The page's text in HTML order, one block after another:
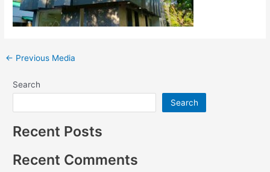
← Previous Media
Search
Search
Recent Posts
Recent Comments